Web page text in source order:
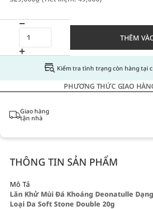
THÊM
Kiểm tra tình trạng còn hàng tại
PHƯƠNG THỨC GIAO
Giao hàng
tận nhà
THÔNG TIN SẢN PHẨM
Mô Tả
Lăn Khử Mùi Đá Khoáng Deonatulle
Loại Da Soft Stone Double 20g